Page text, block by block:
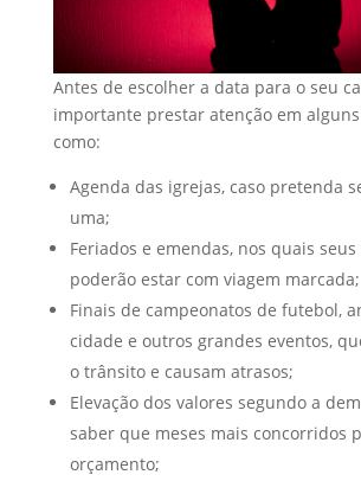
Antes de escolher a data para o seu
importante prestar atenção em
como:
Agenda das igrejas, caso pretenda
uma;
Feriados e emendas, nos quais
poderão estar com viagem marcada;
Finais de campeonatos de futebol,
cidade e outros grandes eventos,
o trânsito e causam atrasos;
Elevação dos valores segundo a
saber que meses mais concorridos
orçamento;